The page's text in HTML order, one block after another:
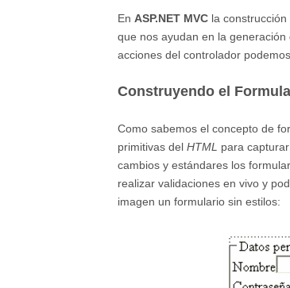
En ASP.NET MVC la
que nos ayudan en la generación
acciones del controlador
Construyendo el
Como sabemos el concepto de
primitivas del HTML para
cambios y estándares los
realizar validaciones en vivo y
imagen un formulario sin estilos: